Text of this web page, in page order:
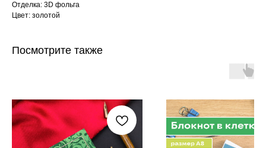
Отделка: 3D фольга
Цвет: золотой
Посмотрите также